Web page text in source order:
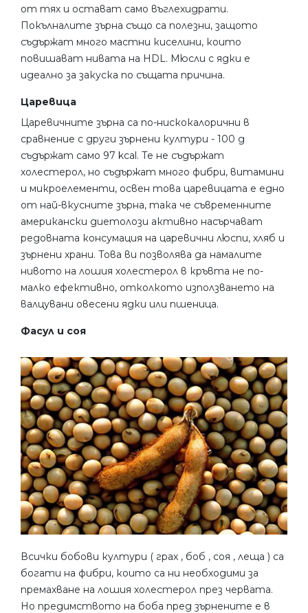
от тях и остават само въглехидрати.
Покълналите зърна също са полезни, защото
съдържат много мастни киселини, които
повишават нивата на HDL. Мюсли с ядки е
идеално за закуска по същата причина.
Царевица
Царевичните зърна са по-нискокалорични в
сравнение с други зърнени култури - 100 g
съдържат само 97 kcal. Те не съдържат
холестерол, но съдържат много фибри, витамини
и микроелементи, освен това царевицата е едно
от най-вкусните зърна, така че съвременните
американски диетолози активно насърчават
редовната консумация на царевични люспи, хляб и
зърнени храни. Това ви позволява да намалите
нивото на лошия холестерол в кръвта не по-
малко ефективно, отколкото използването на
валцувани овесени ядки или пшеница.
Фасул и соя
Всички бобови култури ( грах , боб , соя , леща ) са
богати на фибри, които са ни необходими за
премахване на лошия холестерол през червата.
Но предимството на боба пред зърнените е в